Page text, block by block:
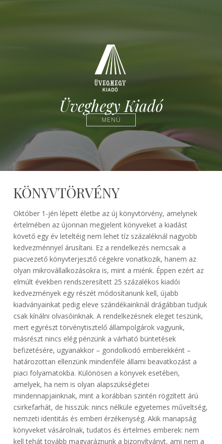
Üveghegy Kiadó
MENÜ
KÖNYVTÖRVÉNY
Október 1-jén lépett életbe az új könyvtörvény, amelynek
értelmében az újonnan megjelent könyveket a kiadást
követő egy év leteltéig nem lehet tíz százaléknál nagyobb
kedvezménnyel árusítani. Ez a rendelkezés nemcsak a
piacvezető könyvterjesztő cégekre vonatkozik, hanem az
olyan mikrovállalkozásokra is, mint a miénk. Éppen ezért az
elmúlt években rendszeresített 25 százalékos kiadói
kedvezmények egy részét módosítanunk kell, újabb
kiadványainkat pedig eleve szándékainknál drágábban tudjuk
csak kínálni olvasóinknak. A rendelkezésnek eleget teszünk,
mert egyrészt törvénytisztelő állampolgárok vagyunk,
másrészt nincs elég pénzünk a várható büntetések
befizetésére, ugyanakkor – gondolkodó emberekként –
határozottan ellenzünk mindenféle állami beavatkozást a
piaci folyamatokba. Különösen a könyvek esetében,
amelyek, ha nem is olyan alapszükségletei
mindennapjainknak, mint a korábban szintén rögzített árú
csirkefarhát, de hisszük: nincs nélküle egyetemes műveltség,
nemzeti identitás és emberi érzékenység. Akik manapság
könyveket vásárolnak, tudatos és értelmes emberek: nem
kell tehát tovább magyaráznunk a bizonyítványt, ami nem a